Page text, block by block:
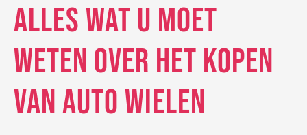
Alles wat u moet
weten over het kopen
van auto wielen